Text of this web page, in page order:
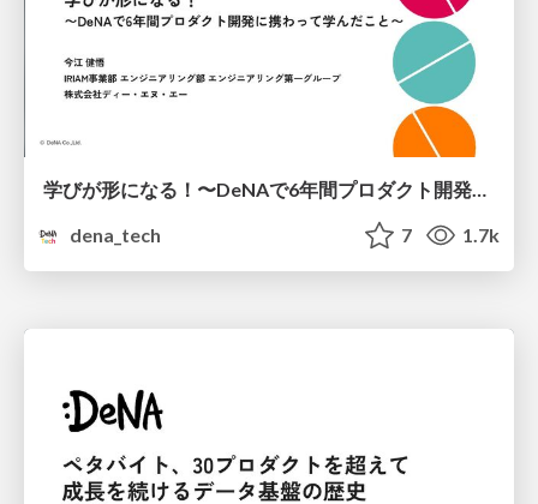
学びが形になる！〜DeNAで6年間プロダクト開発に携わって学んだこと〜
dena_tech
7 1.7k